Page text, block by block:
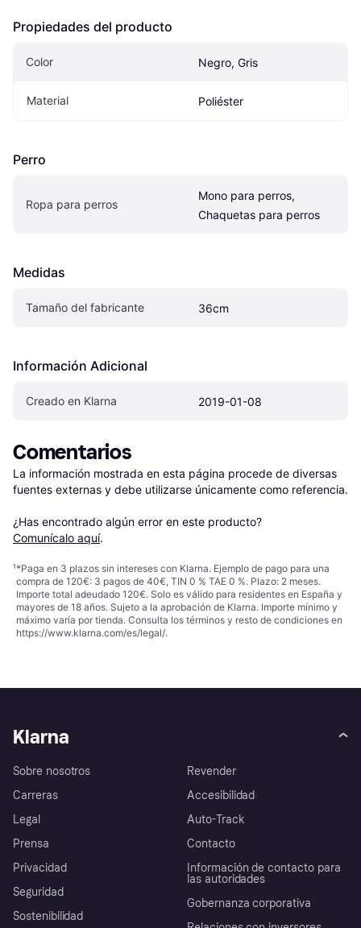
Propiedades del producto
Color Negro, Gris
Material Poliéster
Perro
Ropa para perros
Mono para perros,
Chaquetas para perros
Medidas
Tamaño del fabricante 36cm
Información Adicional
Creado en Klarna 2019-01-08
Comentarios
La información mostrada en esta página procede de diversas
fuentes externas y debe utilizarse únicamente como referencia.
¿Has encontrado algún error en este producto?
Comunícalo aquí.
¹*Paga en 3 plazos sin intereses con Klarna. Ejemplo de pago para una
compra de 120€: 3 pagos de 40€, TIN 0 % TAE 0 %. Plazo: 2 meses.
Importe total adeudado 120€. Solo es válido para residentes en España y
mayores de 18 años. Sujeto a la aprobación de Klarna. Importe mínimo y
máximo varía por tienda. Consulta los términos y resto de condiciones en
https://www.klarna.com/es/legal/.
Klarna
Sobre nosotros
Carreras
Legal
Prensa
Privacidad
Seguridad
Sostenibilidad
Revender
Accesibilidad
Auto-Track
Contacto
Información de contacto para
las autoridades
Gobernanza corporativa